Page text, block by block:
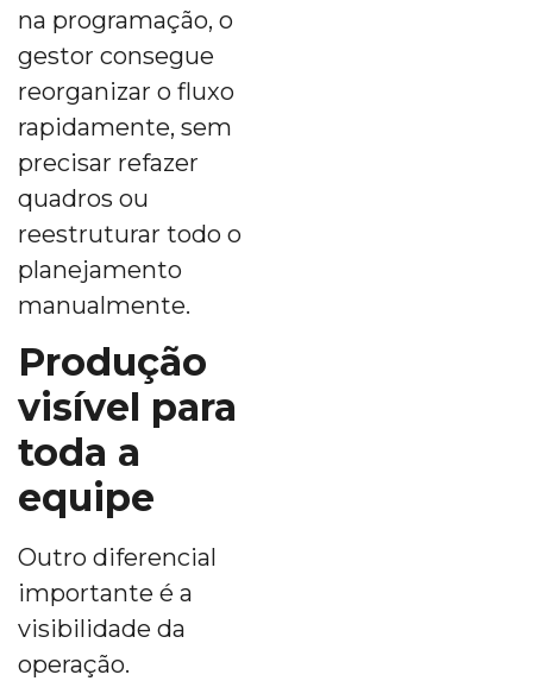
na programação, o
gestor consegue
reorganizar o fluxo
rapidamente, sem
precisar refazer
quadros ou
reestruturar todo o
planejamento
manualmente.
Produção
visível para
toda a
equipe
Outro diferencial
importante é a
visibilidade da
operação.